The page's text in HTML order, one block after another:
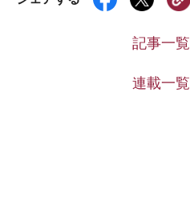
記事一覧
連載一覧